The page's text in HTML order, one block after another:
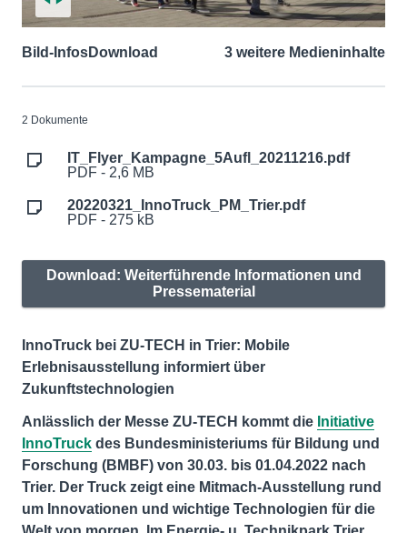
Bild-InfosDownload 3 weitere Medieninhalte
2 Dokumente
IT_Flyer_Kampagne_5Aufl_20211216.pdf
PDF - 2,6 MB
20220321_InnoTruck_PM_Trier.pdf
PDF - 275 kB
Download: Weiterführende Informationen und
Pressematerial
InnoTruck bei ZU-TECH in Trier: Mobile
Erlebnisausstellung informiert über
Zukunftstechnologien
Anlässlich der Messe ZU-TECH kommt die Initiative
InnoTruck des Bundesministeriums für Bildung und
Forschung (BMBF) von 30.03. bis 01.04.2022 nach
Trier. Der Truck zeigt eine Mitmach-Ausstellung rund
um Innovationen und wichtige Technologien für die